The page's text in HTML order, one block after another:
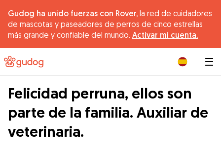
Gudog ha unido fuerzas con Rover, la red de cuidadores
de mascotas y paseadores de perros de cinco estrellas
más grande y confiable del mundo. Activar mi cuenta.
Felicidad perruna, ellos son
parte de la familia. Auxiliar de
veterinaria.